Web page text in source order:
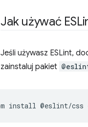
Jak używać
Jeśli używasz ESLint,
zainstaluj pakiet